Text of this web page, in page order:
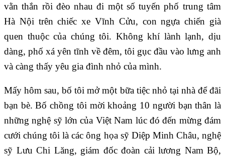
vằn thắn rồi đèo nhau đi một số tuyến phố trung tâm
Hà Nội trên chiếc xe Vĩnh Cửu, con ngựa chiến già
quen thuộc của chúng tôi. Không khí lành lạnh, dịu
dàng, phố xá yên tĩnh về đêm, tôi gục đầu vào lưng anh
và càng thấy yêu gia đình nhỏ của mình.
Mấy hôm sau, bố tôi mở một bữa tiệc nhỏ tại nhà để đãi
bạn bè. Bố chồng tôi mời khoảng 10 người bạn thân là
những nghệ sỹ lớn của Việt Nam lúc đó đến mừng đám
cưới chúng tôi là các ông họa sỹ Diệp Minh Châu, nghệ
sỹ Lưu Chi Lăng, giám đốc đoàn cải lương Nam Bộ,